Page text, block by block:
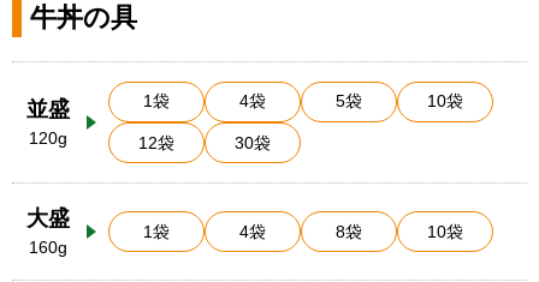
牛丼の具
並盛
120g
1袋 4袋 5袋 10袋
12袋 30袋
大盛
160g
1袋 4袋 8袋 10袋